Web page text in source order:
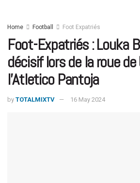
Home Football Foot Expatriés
Foot-Expatriés : Louka
décisif lors de la roue
l’Atletico Pantoja
by TOTALMIXTV 16 May 2024